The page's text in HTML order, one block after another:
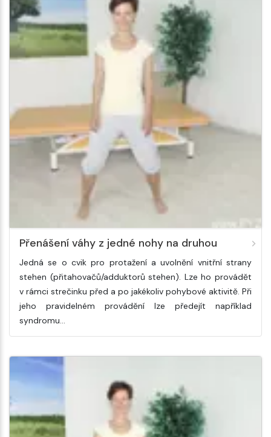
Přenášení váhy z jedné nohy na druhou
Jedná se o cvik pro protažení a uvolnění vnitřní strany
stehen (přitahovačů/adduktorů stehen). Lze ho provádět
v rámci strečinku před a po jakékoliv pohybové aktivitě. Při
jeho pravidelném provádění lze předejít například
syndromu…